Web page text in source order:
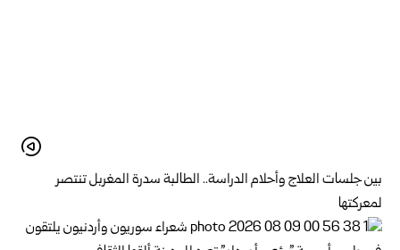
بين جلسات العلاج وأحلام الدراسة.. الطالبة سدرة المغربل تنتصر
لمعركتها